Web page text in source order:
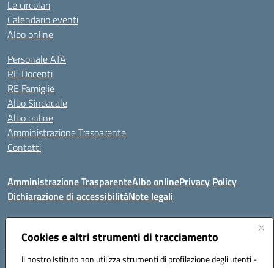
Cookies e altri strumenti di tracciamento
Il nostro Istituto non utilizza strumenti di profilazione degli utenti -
Le circolari
Calendario eventi
Albo online
Personale ATA
RE Docenti
RE Famiglie
Albo Sindacale
Albo online
Amministrazione Trasparente
Contatti
Amministrazione TrasparenteAlbo onlinePrivacy Policy
Dichiarazione di accessibilitàNote legali